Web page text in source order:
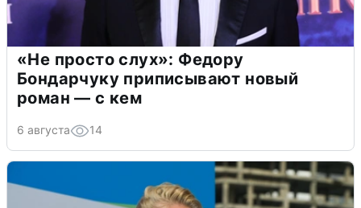
«Не просто слух»: Федору
Бондарчуку приписывают новый
роман — с кем
6 августа 14